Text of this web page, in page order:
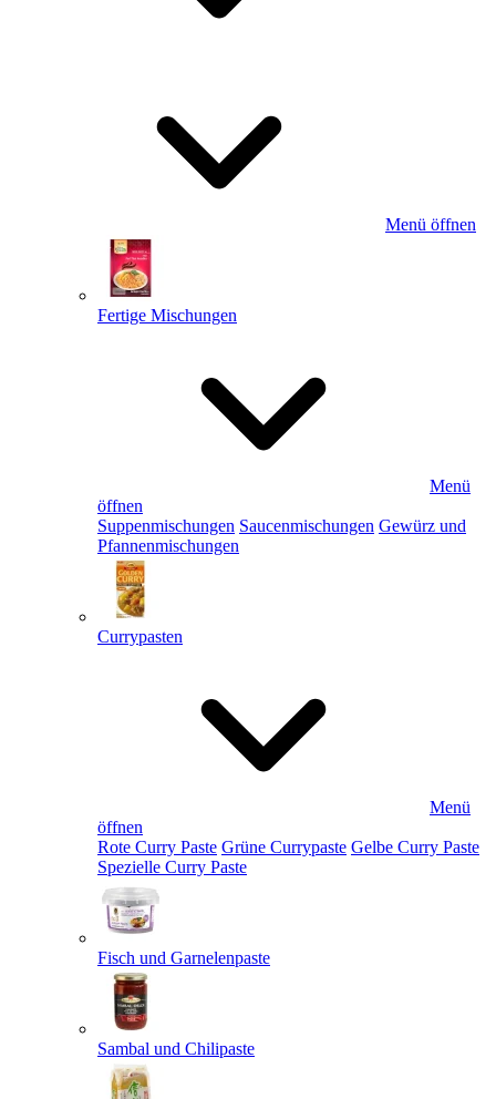
Menü öffnen
Fertige Mischungen
Menü
öffnen
Suppenmischungen Saucenmischungen Gewürz und
Pfannenmischungen
Currypasten
Menü
öffnen
Rote Curry Paste Grüne Currypaste Gelbe Curry Paste
Spezielle Curry Paste
Fisch und Garnelenpaste
Sambal und Chilipaste